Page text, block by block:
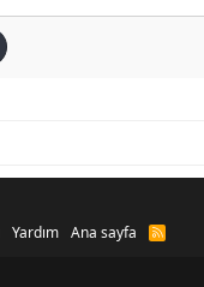
Yardım Ana sayfa
R